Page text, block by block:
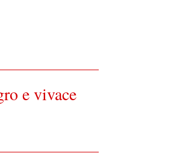
e vivace